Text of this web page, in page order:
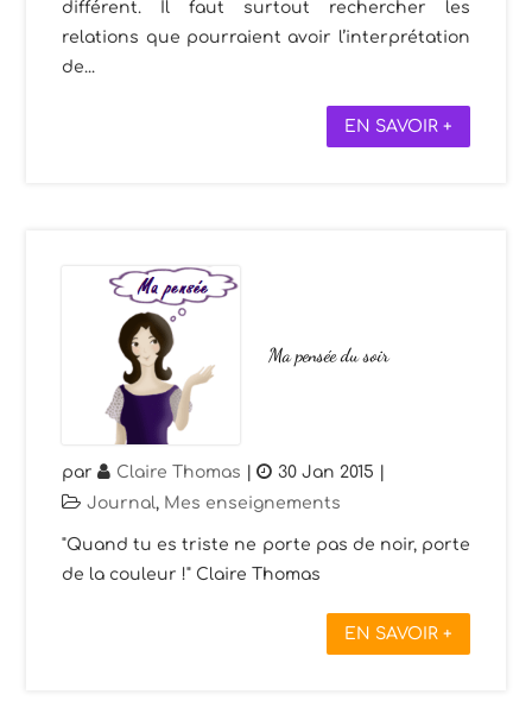
différent. Il faut surtout rechercher les
relations que pourraient avoir l’interprétation
de...
EN SAVOIR +
Ma pensée du soir
par Claire Thomas | 30 Jan 2015
Journal, Mes enseignements
"Quand tu es triste ne porte pas de noir, porte
de la couleur !" Claire Thomas
EN SAVOIR +